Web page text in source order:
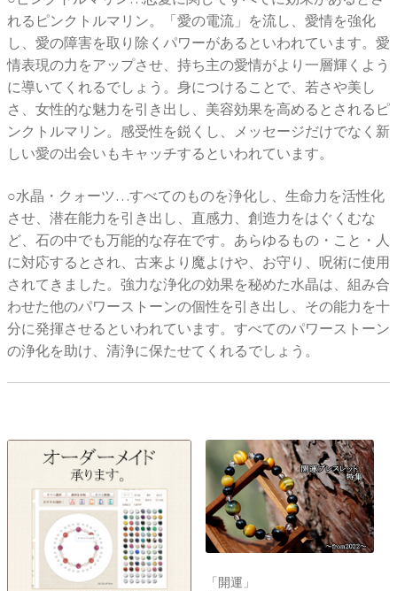
れるピンクトルマリン。「愛の電流」を流し、愛情を強化
し、愛の障害を取り除くパワーがあるといわれています。愛
情表現の力をアップさせ、持ち主の愛情がより一層輝くよう
に導いてくれるでしょう。身につけることで、若さや美し
さ、女性的な魅力を引き出し、美容効果を高めるとされるピ
ンクトルマリン。感受性を鋭くし、メッセージだけでなく新
しい愛の出会いもキャッチするといわれています。
○水晶・クォーツ…すべてのものを浄化し、生命力を活性化
させ、潜在能力を引き出し、直感力、創造力をはぐくむな
ど、石の中でも万能的な存在です。あらゆるもの・こと・人
に対応するとされ、古来より魔よけや、お守り、呪術に使用
されてきました。強力な浄化の効果を秘めた水晶は、組み合
わせた他のパワーストーンの個性を引き出し、その能力を十
分に発揮させるといわれています。すべてのパワーストーン
の浄化を助け、清浄に保たせてくれるでしょう。
「開運」